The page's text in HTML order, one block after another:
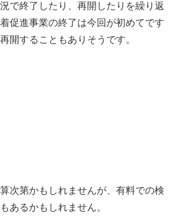
で終了したり、再開したりを繰り返
促進事業の終了は今回が初めてです
開することもありそうです。
次第かもしれませんが、有料での検
あるかもしれません。